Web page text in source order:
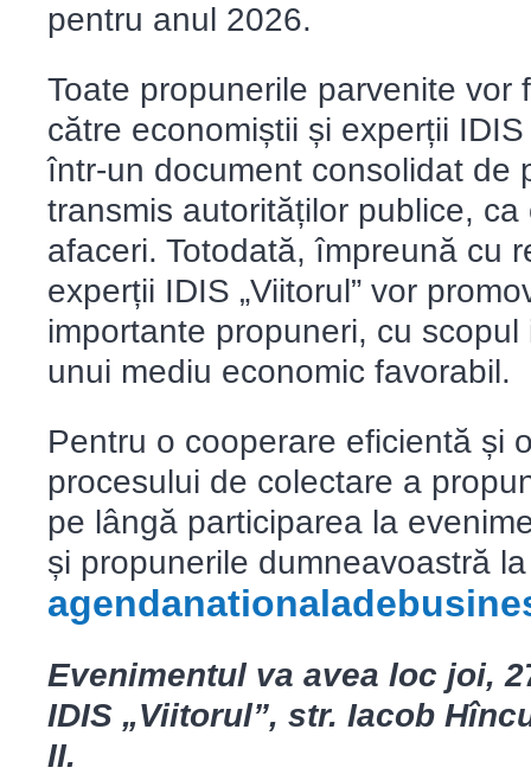
pentru anul 2026.
Toate propunerile parvenite
către economiștii și experții
într-un document consolidat de
transmis autorităților publice,
afaceri. Totodată, împreună cu
experții IDIS „Viitorul” vor
importante propuneri, cu
unui mediu economic favorabil.
Pentru o cooperare eficientă și
procesului de colectare a
pe lângă participarea la
și propunerile dumneavoastră
Evenimentul va avea loc joi,
IDIS „Viitorul”, str. Iacob
II.